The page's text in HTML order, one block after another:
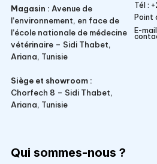
Magasin : Avenue de
l’environnement, en face de
l’école nationale de médecine
vétérinaire – Sidi Thabet,
Ariana, Tunisie
Siège et showroom :
Chorfech 8 – Sidi Thabet,
Ariana, Tunisie
Tél :
Point
E-
Qui sommes-nous ?